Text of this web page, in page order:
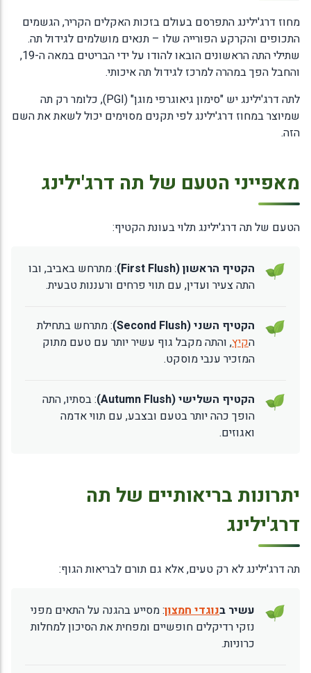
מחוז דרג'ילינג התפרסם בעולם בזכות האקלים הקריר, הגשמים
התכופים והקרקע הפורייה שלו – תנאים מושלמים לגידול תה.
שתילי התה הראשונים הובאו להודו על ידי הבריטים במאה ה-19,
והחבל הפך במהרה למרכז לגידול תה איכותי.
לתה דרג'ילינג יש "סימון גיאוגרפי מוגן" (PGI), כלומר רק תה
שמיוצר במחוז דרג'ילינג לפי תקנים מסוימים יכול לשאת את השם
הזה.
מאפייני הטעם של תה דרג'ילינג
הטעם של תה דרג'ילינג תלוי בעונת הקטיף:
הקטיף הראשון (First Flush)
: מתרחש באביב, ובו
התה צעיר ועדין, עם תווי פרחים ורעננות טבעית.
הקטיף השני (Second Flush)
: מתרחש בתחילת
הקיץ, והתה מקבל גוף עשיר יותר עם טעם מתוק
המזכיר ענבי מוסקט.
הקטיף השלישי (Autumn Flush)
: בסתיו, התה
הופך כהה יותר בטעם ובצבע, עם תווי אדמה
ואגוזים.
יתרונות בריאותיים של תה
דרג'ילינג
תה דרג'ילינג לא רק טעים, אלא גם תורם לבריאות הגוף:
עשיר בנוגדי חמצון: מסייע בהגנה על התאים מפני
נזקי רדיקלים חופשיים ומפחית את הסיכון למחלות
כרוניות.